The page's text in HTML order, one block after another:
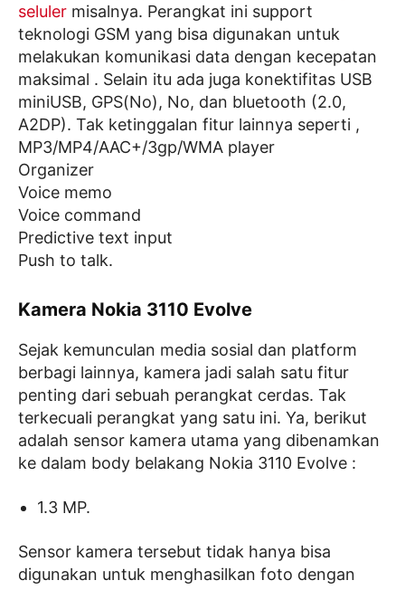
seluler misalnya. Perangkat ini support
teknologi GSM yang bisa digunakan untuk
melakukan komunikasi data dengan kecepatan
maksimal . Selain itu ada juga konektifitas USB
miniUSB, GPS(No), No, dan bluetooth (2.0,
A2DP). Tak ketinggalan fitur lainnya seperti ,
MP3/MP4/AAC+/3gp/WMA player
Organizer
Voice memo
Voice command
Predictive text input
Push to talk.
Kamera Nokia 3110 Evolve
Sejak kemunculan media sosial dan platform
berbagi lainnya, kamera jadi salah satu fitur
penting dari sebuah perangkat cerdas. Tak
terkecuali perangkat yang satu ini. Ya, berikut
adalah sensor kamera utama yang dibenamkan
ke dalam body belakang Nokia 3110 Evolve :
1.3 MP.
Sensor kamera tersebut tidak hanya bisa
digunakan untuk menghasilkan foto dengan